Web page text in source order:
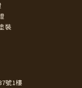
裝
號1樓